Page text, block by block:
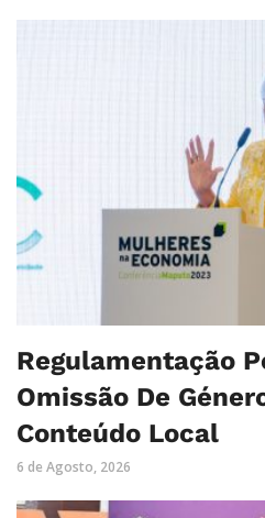
Regulamentação
Omissão De
Conteúdo Local
6 de Agosto, 2026